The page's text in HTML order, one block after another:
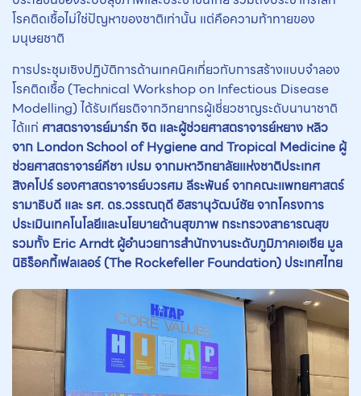
โรคติดเชื้อไม่ใช่ปัญหาของชาติเท่านั้น แต่คือความท้าทายของ
มนุษยชาติ
การประชุมเชิงปฏิบัติการด้านเทคนิคเกี่ยวกับการสร้างแบบจำลอง
โรคติดเชื้อ (Technical Workshop on Infectious Disease
Modelling) ได้รับเกียรติจากวิทยากรผู้เชี่ยวชาญระดับนานาชาติ
ได้แก่ ศาสตราจารย์มาร์ก จิต และผู้ช่วยศาสตราจารย์หยาง หลิว
จาก London School of Hygiene and Tropical Medicine ผู้
ช่วยศาสตราจารย์คีชา เปรม จากมหาวิทยาลัยแห่งชาติประเทศ
สิงคโปร์ รองศาสตราจารย์บวรศม ลีระพันธ์ จากคณะแพทยศาสตร์
รามาธิบดี และ รศ. ดร.วรรณฤดี อิสรานุวัฒน์ชัย จากโครงการ
ประเมินเทคโนโลยีและนโยบายด้านสุขภาพ กระทรวงสาธารณสุข
รวมทั้ง Eric Arndt ผู้อำนวยการสำนักงานระดับภูมิภาคเอเชีย มูล
นิธิร็อคกี้เฟลเลอร์ (The Rockefeller Foundation) ประเทศไทย